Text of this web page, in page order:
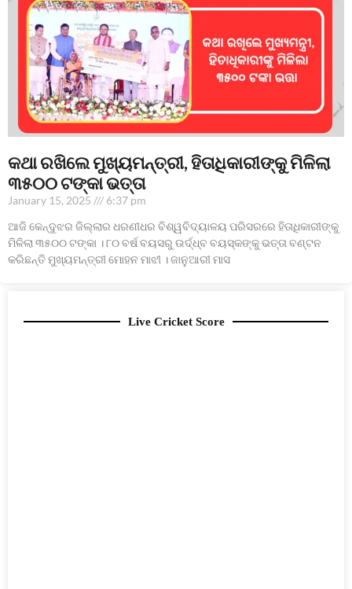
କଥା ରଖିଲେ ମୁଖ୍ୟମନ୍ତ୍ରୀ, ହିତାଧିକାରୀଙ୍କୁ ମିଳିଲା
୩୫୦୦ ଟଙ୍କା ଭତ୍ତା
January 15, 2025
6:37 pm
ଆଜି କେନ୍ଦୁଝର ଜିଲ୍ଲାର ଧରଣୀଧର ବିଶ୍ୱବିଦ୍ୟାଳୟ ପରିସରରେ ହିତାଧିକାରୀଙ୍କୁ
ମିଳିଲା ୩୫୦୦ ଟଙ୍କା । ୮୦ ବର୍ଷ ବୟସରୁ ଉର୍ଦ୍ଧ୍ବ ବୟସ୍କଙ୍କୁ ଭତ୍ତା ବଣ୍ଟନ
କରିଛନ୍ତି ମୁଖ୍ୟମନ୍ତ୍ରୀ ମୋହନ ମାଝୀ । ଜାନୁଆରୀ ମାସ
Live Cricket Score